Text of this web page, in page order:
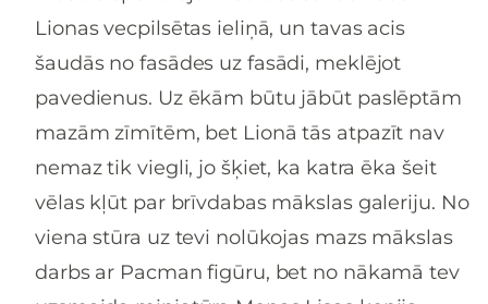
Lionas vecpilsētas ieliņā, un tavas acis
šaudās no fasādes uz fasādi, meklējot
pavedienus. Uz ēkām būtu jābūt paslēptām
mazām zīmītēm, bet Lionā tās atpazīt nav
nemaz tik viegli, jo šķiet, ka katra ēka šeit
vēlas kļūt par brīvdabas mākslas galeriju. No
viena stūra uz tevi nolūkojas mazs mākslas
darbs ar Pacman figūru, bet no nākamā tev